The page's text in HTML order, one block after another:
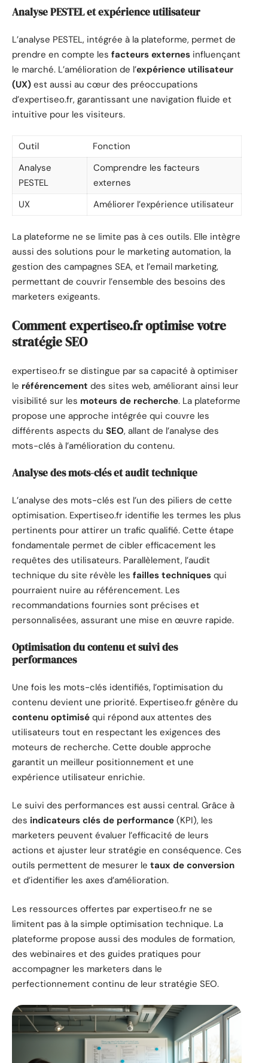
Analyse PESTEL et expérience utilisateur
L’analyse PESTEL, intégrée à la plateforme, permet de
prendre en compte les facteurs externes influençant
le marché. L’amélioration de l’expérience utilisateur
(UX) est aussi au cœur des préoccupations
d’expertiseo.fr, garantissant une navigation fluide et
intuitive pour les visiteurs.
Outil
Fonction
Analyse
PESTEL
Comprendre les facteurs
externes
UX
Améliorer l’expérience utilisateur
La plateforme ne se limite pas à ces outils. Elle intègre
aussi des solutions pour le marketing automation, la
gestion des campagnes SEA, et l’email marketing,
permettant de couvrir l’ensemble des besoins des
marketers exigeants.
Comment expertiseo.fr optimise votre
stratégie SEO
expertiseo.fr se distingue par sa capacité à optimiser
le référencement des sites web, améliorant ainsi leur
visibilité sur les moteurs de recherche. La plateforme
propose une approche intégrée qui couvre les
différents aspects du SEO, allant de l’analyse des
mots-clés à l’amélioration du contenu.
Analyse des mots-clés et audit technique
L’analyse des mots-clés est l’un des piliers de cette
optimisation. Expertiseo.fr identifie les termes les plus
pertinents pour attirer un trafic qualifié. Cette étape
fondamentale permet de cibler efficacement les
requêtes des utilisateurs. Parallèlement, l’audit
technique du site révèle les failles techniques qui
pourraient nuire au référencement. Les
recommandations fournies sont précises et
personnalisées, assurant une mise en œuvre rapide.
Optimisation du contenu et suivi des
performances
Une fois les mots-clés identifiés, l’optimisation du
contenu devient une priorité. Expertiseo.fr génère du
contenu optimisé qui répond aux attentes des
utilisateurs tout en respectant les exigences des
moteurs de recherche. Cette double approche
garantit un meilleur positionnement et une
expérience utilisateur enrichie.
Le suivi des performances est aussi central. Grâce à
des indicateurs clés de performance (KPI), les
marketers peuvent évaluer l’efficacité de leurs
actions et ajuster leur stratégie en conséquence. Ces
outils permettent de mesurer le taux de conversion
et d’identifier les axes d’amélioration.
Les ressources offertes par expertiseo.fr ne se
limitent pas à la simple optimisation technique. La
plateforme propose aussi des modules de formation,
des webinaires et des guides pratiques pour
accompagner les marketers dans le
perfectionnement continu de leur stratégie SEO.